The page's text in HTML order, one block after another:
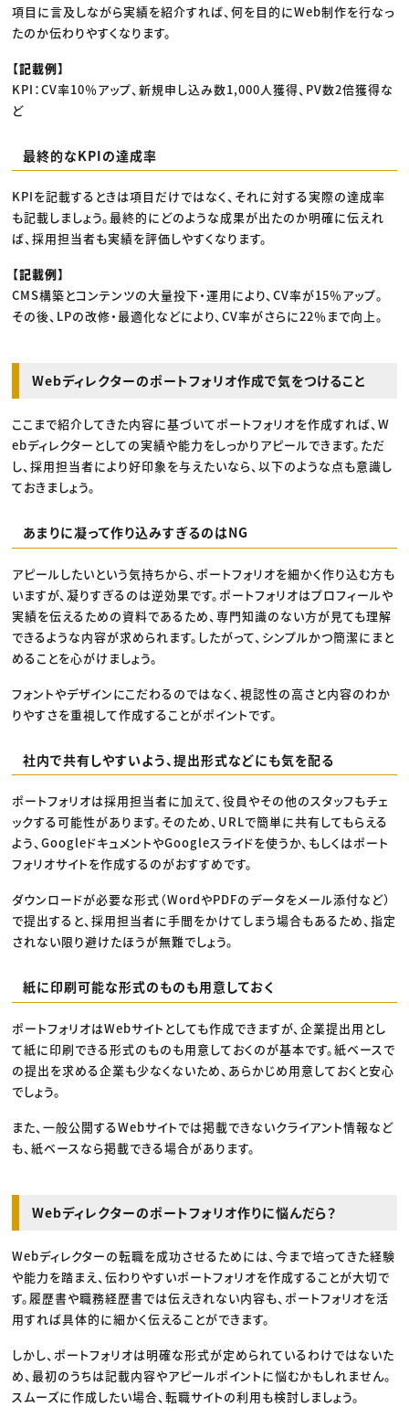
項目に言及しながら実績を紹介すれば、何を目的にWeb制作を行なっ
たのか伝わりやすくなります。
【記載例】
KPI：CV率10％アップ、新規申し込み数1,000人獲得、PV数2倍獲得な
ど
最終的なKPIの達成率
KPIを記載するときは項目だけではなく、それに対する実際の達成率
も記載しましょう。最終的にどのような成果が出たのか明確に伝えれ
ば、採用担当者も実績を評価しやすくなります。
【記載例】
CMS構築とコンテンツの大量投下・運用により、CV率が15％アップ。
その後、LPの改修・最適化などにより、CV率がさらに22％まで向上。
Webディレクターのポートフォリオ作成で気をつけること
ここまで紹介してきた内容に基づいてポートフォリオを作成すれば、W
ebディレクターとしての実績や能力をしっかりアピールできます。ただ
し、採用担当者により好印象を与えたいなら、以下のような点も意識し
ておきましょう。
あまりに凝って作り込みすぎるのはNG
アピールしたいという気持ちから、ポートフォリオを細かく作り込む方も
いますが、凝りすぎるのは逆効果です。ポートフォリオはプロフィールや
実績を伝えるための資料であるため、専門知識のない方が見ても理解
できるような内容が求められます。したがって、シンプルかつ簡潔にまと
めることを心がけましょう。
フォントやデザインにこだわるのではなく、視認性の高さと内容のわか
りやすさを重視して作成することがポイントです。
社内で共有しやすいよう、提出形式などにも気を配る
ポートフォリオは採用担当者に加えて、役員やその他のスタッフもチェ
ックする可能性があります。そのため、URLで簡単に共有してもらえる
よう、GoogleドキュメントやGoogleスライドを使うか、もしくはポート
フォリオサイトを作成するのがおすすめです。
ダウンロードが必要な形式（WordやPDFのデータをメール添付など）
で提出すると、採用担当者に手間をかけてしまう場合もあるため、指定
されない限り避けたほうが無難でしょう。
紙に印刷可能な形式のものも用意しておく
ポートフォリオはWebサイトとしても作成できますが、企業提出用とし
て紙に印刷できる形式のものも用意しておくのが基本です。紙ベースで
の提出を求める企業も少なくないため、あらかじめ用意しておくと安心
でしょう。
また、一般公開するWebサイトでは掲載できないクライアント情報など
も、紙ベースなら掲載できる場合があります。
Webディレクターのポートフォリオ作りに悩んだら？
Webディレクターの転職を成功させるためには、今まで培ってきた経験
や能力を踏まえ、伝わりやすいポートフォリオを作成することが大切で
す。履歴書や職務経歴書では伝えきれない内容も、ポートフォリオを活
用すれば具体的に細かく伝えることができます。
しかし、ポートフォリオは明確な形式が定められているわけではないた
め、最初のうちは記載内容やアピールポイントに悩むかもしれません。
スムーズに作成したい場合、転職サイトの利用も検討しましょう。